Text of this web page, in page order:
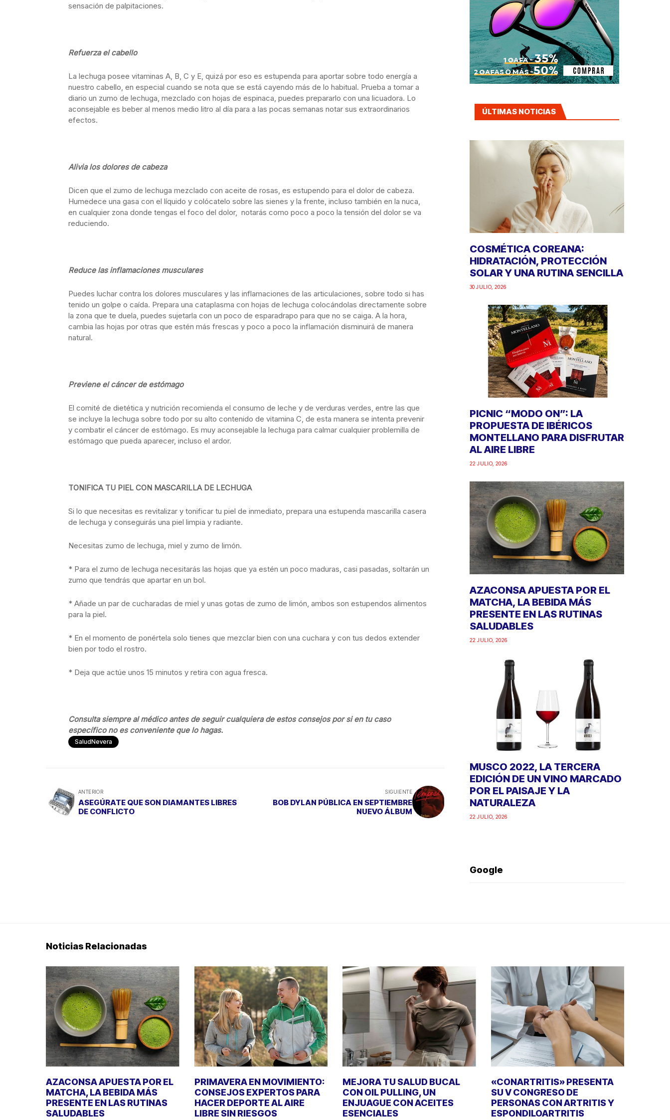
sensación de palpitaciones.
Refuerza el cabello
La lechuga posee vitaminas A, B, C y E, quizá por eso es estupenda para aportar sobre todo energía a
nuestro cabello, en especial cuando se nota que se está cayendo más de lo habitual. Prueba a tomar a
diario un zumo de lechuga, mezclado con hojas de espinaca, puedes prepararlo con una licuadora. Lo
aconsejable es beber al menos medio litro al día para a las pocas semanas notar sus extraordinarios
efectos.
Alivia los dolores de cabeza
Dicen que el zumo de lechuga mezclado con aceite de rosas, es estupendo para el dolor de cabeza.
Humedece una gasa con el líquido y colócatelo sobre las sienes y la frente, incluso también en la nuca,
en cualquier zona donde tengas el foco del dolor, notarás como poco a poco la tensión del dolor se va
reduciendo.
Reduce las inflamaciones musculares
Puedes luchar contra los dolores musculares y las inflamaciones de las articulaciones, sobre todo si has
tenido un golpe o caída. Prepara una cataplasma con hojas de lechuga colocándolas directamente sobre
la zona que te duela, puedes sujetarla con un poco de esparadrapo para que no se caiga. A la hora,
cambia las hojas por otras que estén más frescas y poco a poco la inflamación disminuirá de manera
natural.
Previene el cáncer de estómago
El comité de dietética y nutrición recomienda el consumo de leche y de verduras verdes, entre las que
se incluye la lechuga sobre todo por su alto contenido de vitamina C, de esta manera se intenta prevenir
y combatir el cáncer de estómago. Es muy aconsejable la lechuga para calmar cualquier problemilla de
estómago que pueda aparecer, incluso el ardor.
TONIFICA TU PIEL CON MASCARILLA DE LECHUGA
Si lo que necesitas es revitalizar y tonificar tu piel de inmediato, prepara una estupenda mascarilla casera
de lechuga y conseguirás una piel limpia y radiante.
Necesitas zumo de lechuga, miel y zumo de limón.
* Para el zumo de lechuga necesitarás las hojas que ya estén un poco maduras, casi pasadas, soltarán un
zumo que tendrás que apartar en un bol.
* Añade un par de cucharadas de miel y unas gotas de zumo de limón, ambos son estupendos alimentos
para la piel.
* En el momento de ponértela solo tienes que mezclar bien con una cuchara y con tus dedos extender
bien por todo el rostro.
* Deja que actúe unos 15 minutos y retira con agua fresca.
Consulta siempre al médico antes de seguir cualquiera de estos consejos por si en tu caso
específico no es conveniente que lo hagas.
SaludNevera
ANTERIOR
ASEGÚRATE QUE SON DIAMANTES LIBRES
DE CONFLICTO
SIGUIENTE
BOB DYLAN PÚBLICA EN SEPTIEMBRE
NUEVO ÁLBUM
ÚLTIMAS NOTICIAS
COSMÉTICA COREANA:
HIDRATACIÓN, PROTECCIÓN
SOLAR Y UNA RUTINA SENCILLA
30 JULIO, 2026
PICNIC “MODO ON”: LA
PROPUESTA DE IBÉRICOS
MONTELLANO PARA DISFRUTAR
AL AIRE LIBRE
22 JULIO, 2026
AZACONSA APUESTA POR EL
MATCHA, LA BEBIDA MÁS
PRESENTE EN LAS RUTINAS
SALUDABLES
22 JULIO, 2026
MUSCO 2022, LA TERCERA
EDICIÓN DE UN VINO MARCADO
POR EL PAISAJE Y LA
NATURALEZA
22 JULIO, 2026
Google
Noticias Relacionadas
AZACONSA APUESTA POR EL
MATCHA, LA BEBIDA MÁS
PRESENTE EN LAS RUTINAS
SALUDABLES
PRIMAVERA EN MOVIMIENTO:
CONSEJOS EXPERTOS PARA
HACER DEPORTE AL AIRE
LIBRE SIN RIESGOS
MEJORA TU SALUD BUCAL
CON OIL PULLING, UN
ENJUAGUE CON ACEITES
ESENCIALES
«CONARTRITIS» PRESENTA
SU V CONGRESO DE
PERSONAS CON ARTRITIS Y
ESPONDILOARTRITIS